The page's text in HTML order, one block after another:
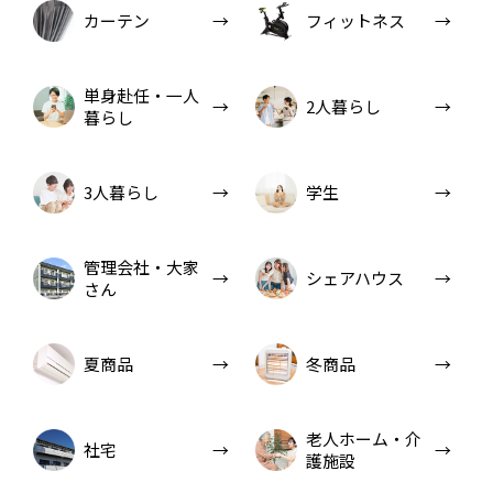
カーテン フィットネス
単身赴任・一人
暮らし
2人暮らし
3人暮らし 学生
管理会社・大家
さん
シェアハウス
夏商品 冬商品
社宅
老人ホーム・介
護施設